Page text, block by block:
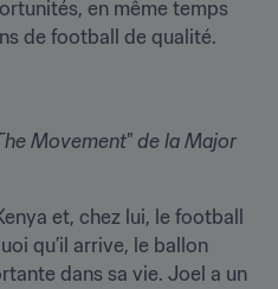
en même temps
de football de qualité.
Movement" de la Major
et, chez lui, le football
qu’il arrive, le ballon
dans sa vie. Joel a un